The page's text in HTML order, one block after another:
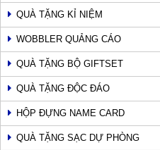
QUÀ TẶNG KỈ NIỆM
WOBBLER QUẢNG CÁO
QUÀ TẶNG BỘ GIFTSET
QUÀ TẶNG ĐỘC ĐÁO
HỘP ĐỰNG NAME CARD
QUÀ TẶNG SẠC DỰ PHÒNG